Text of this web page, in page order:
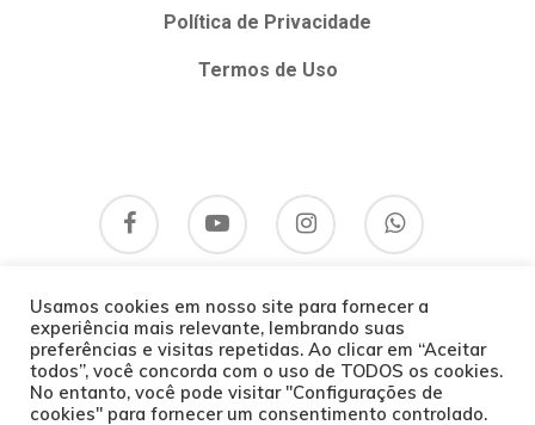
Política de Privacidade
Termos de Uso
© 2026 Bom Hálito Curitiba.
Usamos cookies em nosso site para fornecer a
experiência mais relevante, lembrando suas
preferências e visitas repetidas. Ao clicar em “Aceitar
todos”, você concorda com o uso de TODOS os cookies.
No entanto, você pode visitar "Configurações de
cookies" para fornecer um consentimento controlado.